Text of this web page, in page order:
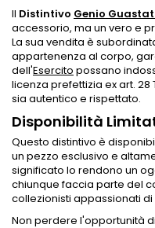
Il Distintivo Genio
accessorio, ma un vero e
La sua vendita è
appartenenza al corpo,
dell'Esercito possano
licenza prefettizia ex art. 28
sia autentico e rispettato.
Disponibilità
Questo distintivo è
un pezzo esclusivo e
significato lo rendono un
chiunque faccia parte del
collezionisti appassionati di
Non perdere l'opportunità